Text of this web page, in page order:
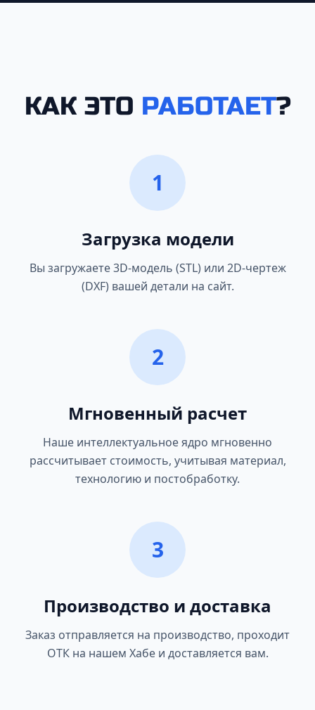
КАК ЭТО РАБОТАЕТ?
1
Загрузка модели
Вы загружаете 3D-модель (STL) или 2D-чертеж
(DXF) вашей детали на сайт.
2
Мгновенный расчет
Наше интеллектуальное ядро мгновенно
рассчитывает стоимость, учитывая материал,
технологию и постобработку.
3
Производство и доставка
Заказ отправляется на производство, проходит
ОТК на нашем Хабе и доставляется вам.